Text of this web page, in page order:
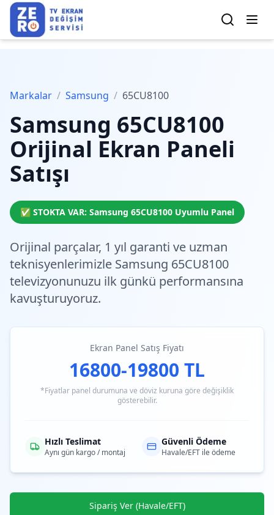
Markalar / Samsung / 65CU8100
Samsung 65CU8100
Orijinal Ekran Paneli
Satışı
✅ STOKTA VAR: Samsung 65CU8100 Uyumlu Panel
Orijinal parçalar, 1 yıl garanti ve uzman
teknisyenlerimizle Samsung 65CU8100
televizyonunuzu ilk günkü performansına
kavuşturuyoruz.
Ekran Panel Satış Fiyatı
16800-19800 TL
*Fiyatlar panel durumuna ve döviz kuruna göre değişiklik
gösterebilir.
Hızlı Teslimat
Aynı gün kargo / montaj
Güvenli Ödeme
Havale/EFT ile ödeme
Sipariş Ver (Havale/EFT)